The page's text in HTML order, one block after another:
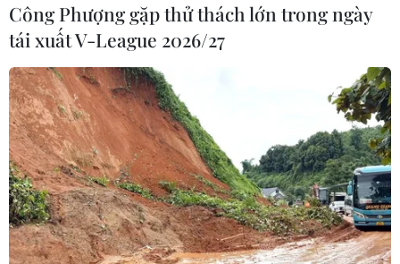
Công Phượng gặp thử thách lớn trong ngày
tái xuất V-League 2026/27